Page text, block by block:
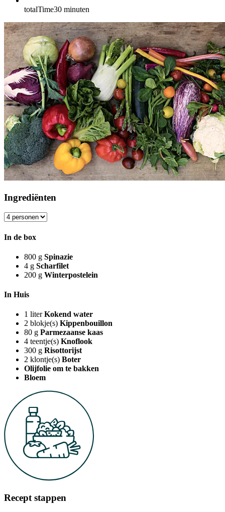
totalTime30 minuten
Ingrediënten
In de box
800 g Spinazie
4 g Scharfilet
200 g Winterpostelein
In Huis
1 liter Kokend water
2 blokje(s) Kippenbouillon
80 g Parmezaanse kaas
4 teentje(s) Knoflook
300 g Risottorijst
2 klontje(s) Boter
Olijfolie om te bakken
Bloem
Recept stappen